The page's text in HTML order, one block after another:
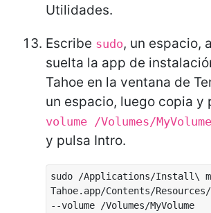
Utilidades.
Escribe sudo, un espacio,
suelta la app de
Tahoe en la ventana de
un espacio, luego copia y
volume /Volumes/MyVolume
y pulsa Intro.
sudo /Applications/Install\
Tahoe.app/Contents/
--volume /Volumes/MyVolume